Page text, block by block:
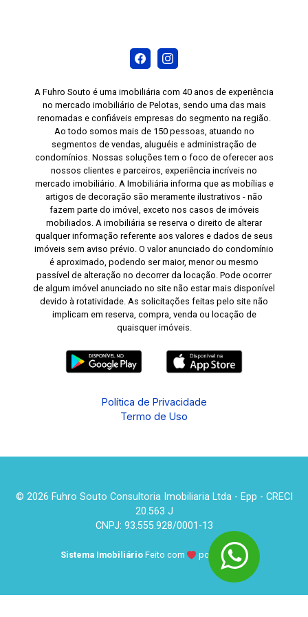
A Fuhro Souto é uma imobiliária com 40 anos de experiência
no mercado imobiliário de Pelotas, sendo uma das mais
renomadas e confiáveis empresas do segmento na região.
Ao todo somos mais de 150 pessoas, atuando no
segmentos de vendas, aluguéis e administração de
condomínios. Nossas soluções tem o foco de oferecer aos
nossos clientes e parceiros, experiência incríveis no
mercado imobiliário. A Imobiliária informa que as mobílias e
artigos de decoração são meramente ilustrativos - não
fazem parte do imóvel, exceto nos casos de imóveis
mobiliados. A imobiliária se reserva o direito de alterar
qualquer informação referente aos valores e dados de seus
imóveis sem aviso prévio. O valor anunciado do condomínio
é aproximado, podendo ser maior, menor ou mesmo
passível de alteração no decorrer da locação. Pode ocorrer
de algum imóvel anunciado no site não estar mais disponível
devido à rotatividade. As solicitações feitas pelo site não
implicam em reserva, compra, venda ou locação de
quaisquer imóveis.
Política de Privacidade
Termo de Uso
© 2026 Fuhro Souto Consultoria Imobiliaria Ltda - Epp - CRECI
20.563 J
CNPJ: 93.555.928/0001-13
Sistema Imobiliário Feito com por KUROLE